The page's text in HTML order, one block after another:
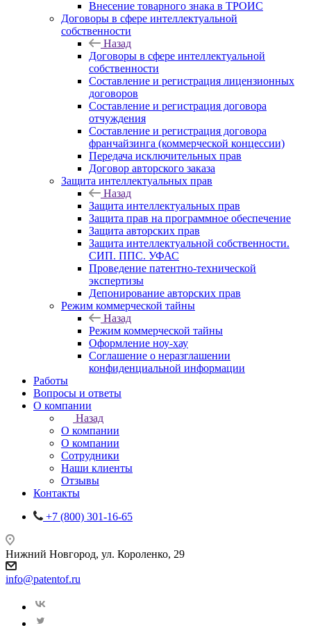
Внесение товарного знака в ТРОИС
Договоры в сфере интеллектуальной
собственности
Назад
Договоры в сфере интеллектуальной
собственности
Составление и регистрация лицензионных
договоров
Составление и регистрация договора
отчуждения
Составление и регистрация договора
франчайзинга (коммерческой концессии)
Передача исключительных прав
Договор авторского заказа
Защита интеллектуальных прав
Назад
Защита интеллектуальных прав
Защита прав на программное обеспечение
Защита авторских прав
Защита интеллектуальной собственности.
СИП. ППС. УФАС
Проведение патентно-технической
экспертизы
Депонирование авторских прав
Режим коммерческой тайны
Назад
Режим коммерческой тайны
Оформление ноу-хау
Соглашение о неразглашении
конфиденциальной информации
Работы
Вопросы и ответы
О компании
Назад
О компании
О компании
Сотрудники
Наши клиенты
Отзывы
Контакты
+7 (800) 301-16-65
Нижний Новгород, ул. Короленко, 29
info@patentof.ru